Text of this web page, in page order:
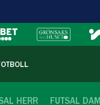
HERR FUTSAL DAM